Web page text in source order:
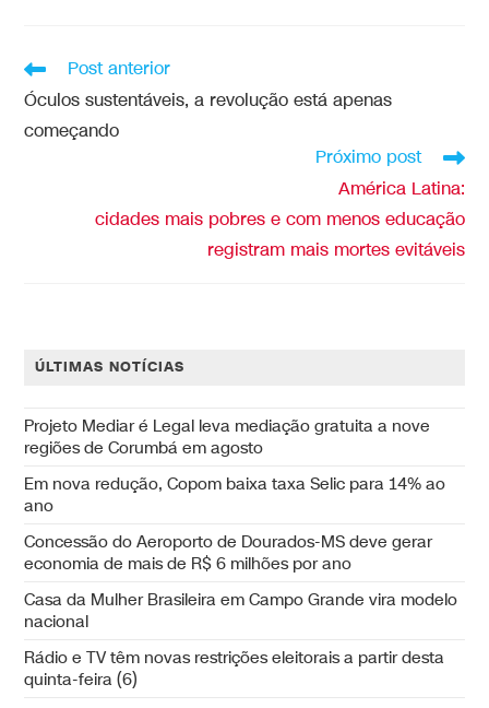
Post anterior
Óculos sustentáveis, a revolução está apenas
começando
Próximo post
América Latina:
cidades mais pobres e com menos educação
registram mais mortes evitáveis
ÚLTIMAS NOTÍCIAS
Projeto Mediar é Legal leva mediação gratuita a nove
regiões de Corumbá em agosto
Em nova redução, Copom baixa taxa Selic para 14% ao
ano
Concessão do Aeroporto de Dourados-MS deve gerar
economia de mais de R$ 6 milhões por ano
Casa da Mulher Brasileira em Campo Grande vira modelo
nacional
Rádio e TV têm novas restrições eleitorais a partir desta
quinta-feira (6)